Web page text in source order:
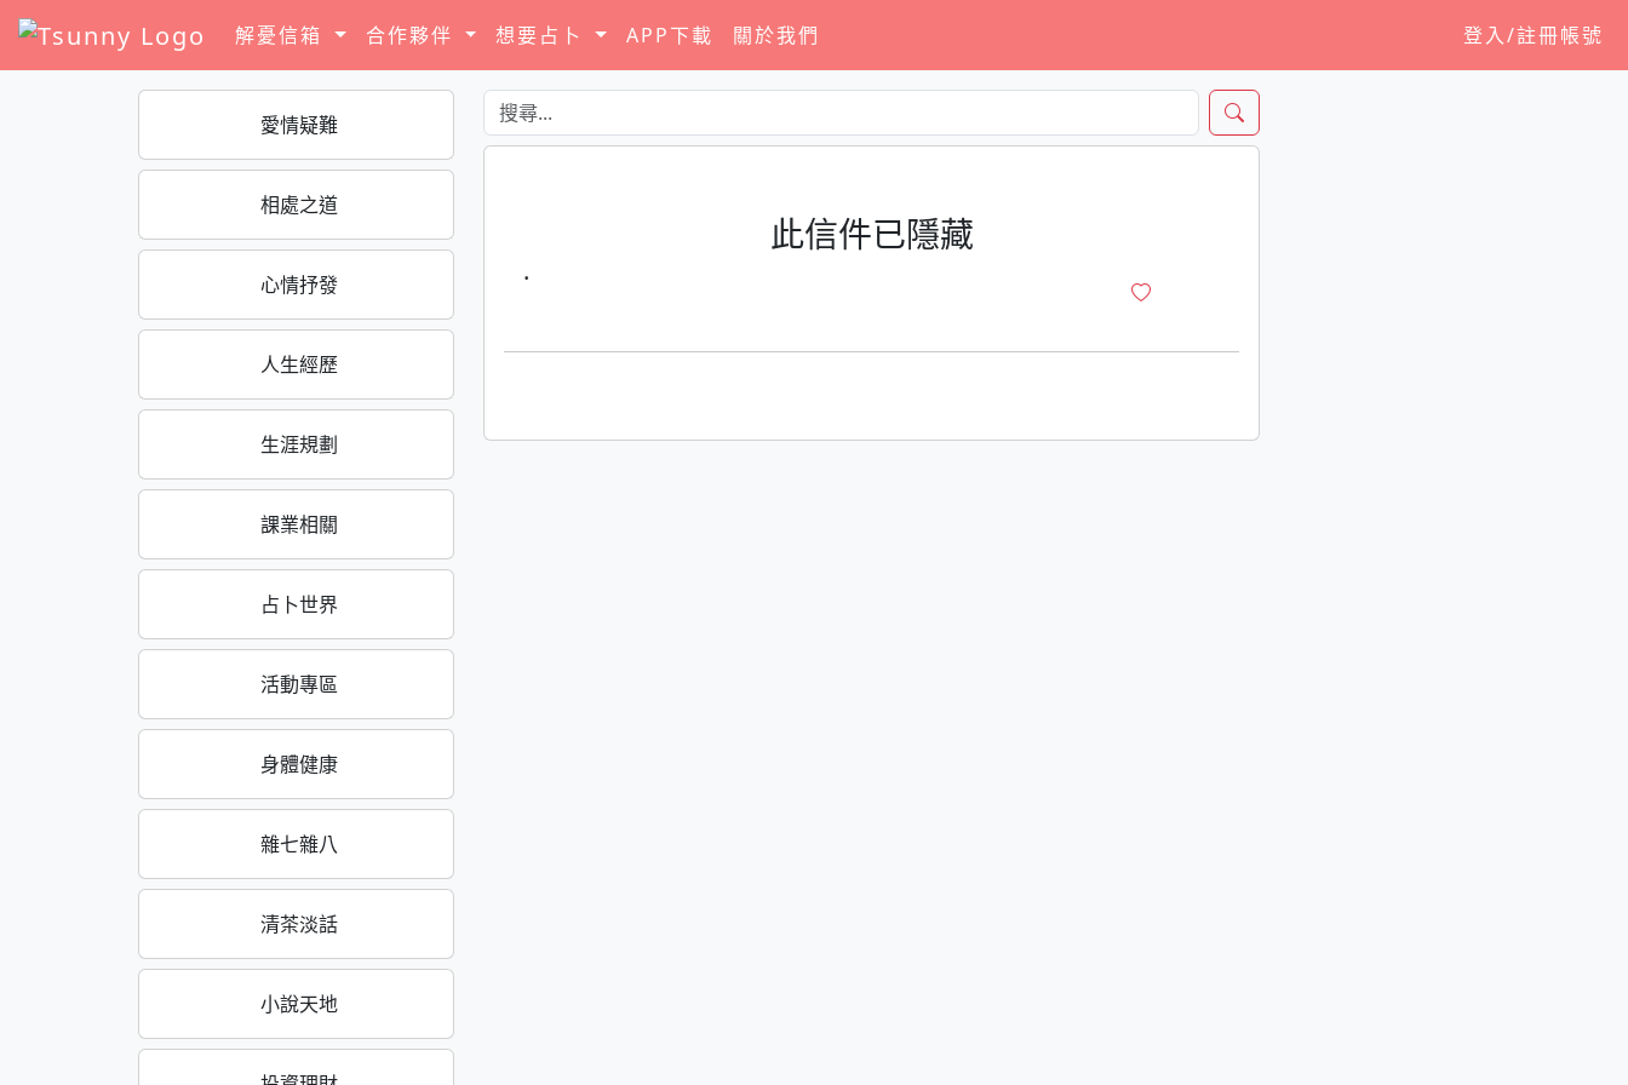
解憂信箱 合作夥伴 想要占卜 APP下載 關於我們 登入/註冊帳號
愛情疑難
相處之道
心情抒發
人生經歷
生涯規劃
課業相關
占卜世界
活動專區
身體健康
雜七雜八
清茶淡話
小說天地
此信件已隱藏
·